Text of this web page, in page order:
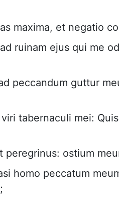
maxima, et negatio
ruinam ejus qui me
peccandum guttur
tabernaculi mei:
peregrinus: ostium
homo peccatum